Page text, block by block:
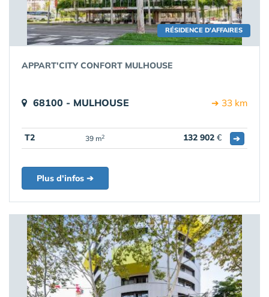
RÉSIDENCE D'AFFAIRES
APPART'CITY CONFORT MULHOUSE
68100 - MULHOUSE ➔ 33 km
T2 39 m2 132 902 € ➔
Plus d'infos ➔